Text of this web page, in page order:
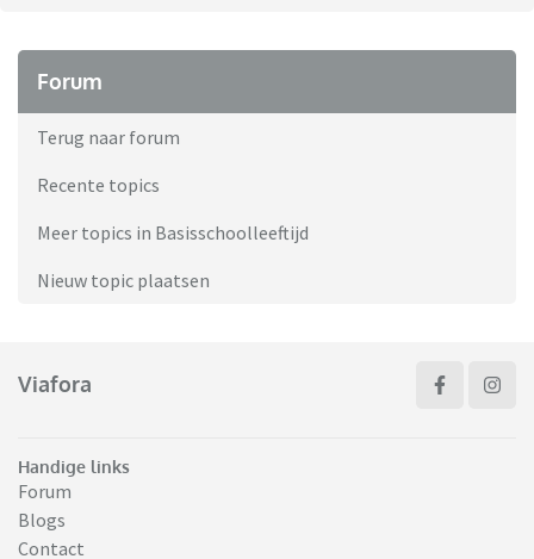
Forum
Terug naar forum
Recente topics
Meer topics in Basisschoolleeftijd
Nieuw topic plaatsen
Viafora
Handige links
Forum
Blogs
Contact